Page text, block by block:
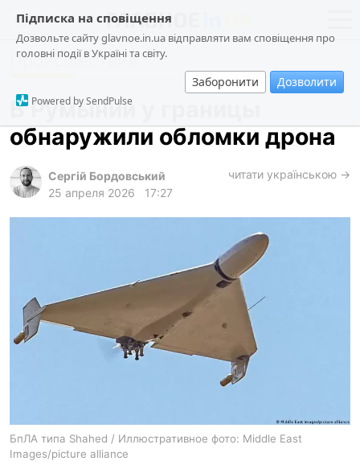
Підписка на сповіщення
Дозвольте сайту glavnoe.in.ua відправляти вам сповіщення про
головні події в Україні та світу.
Заборонити Дозволити
Powered by SendPulse
новости
о проекте
общество
происшествия
криминал
лонгриды
харьков
архив
Происшествия
В Румынии у границы
обнаружили обломки дрона
Сергій Бордовський
25 апреля 2026
17:27
читати українською →
БпЛА типа Shahed / Иллюстративное фото: Middle East
Images/picture alliance